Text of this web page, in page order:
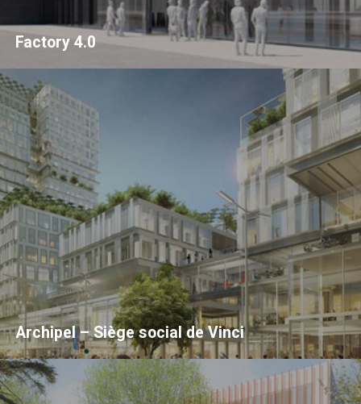
Factory 4.0
Archipel – Siège social de Vinci